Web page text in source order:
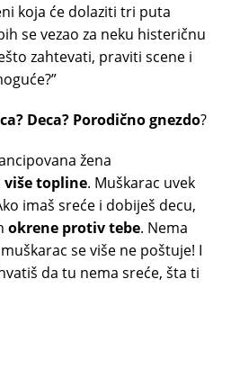
koja će dolaziti tri puta
se vezao za neku histeričnu
zahtevati, praviti scene i
Deca? Porodično gnezdo?
žena
više topline. Muškarac uvek
imaš sreće i dobiješ decu,
okrene protiv tebe. Nema
se više ne poštuje! I
da tu nema sreće, šta ti